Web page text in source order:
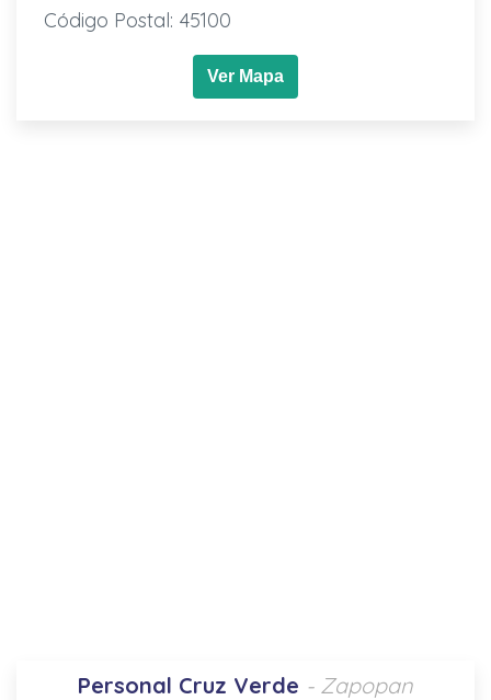
Código Postal: 45100
Ver Mapa
Personal Cruz Verde - Zapopan